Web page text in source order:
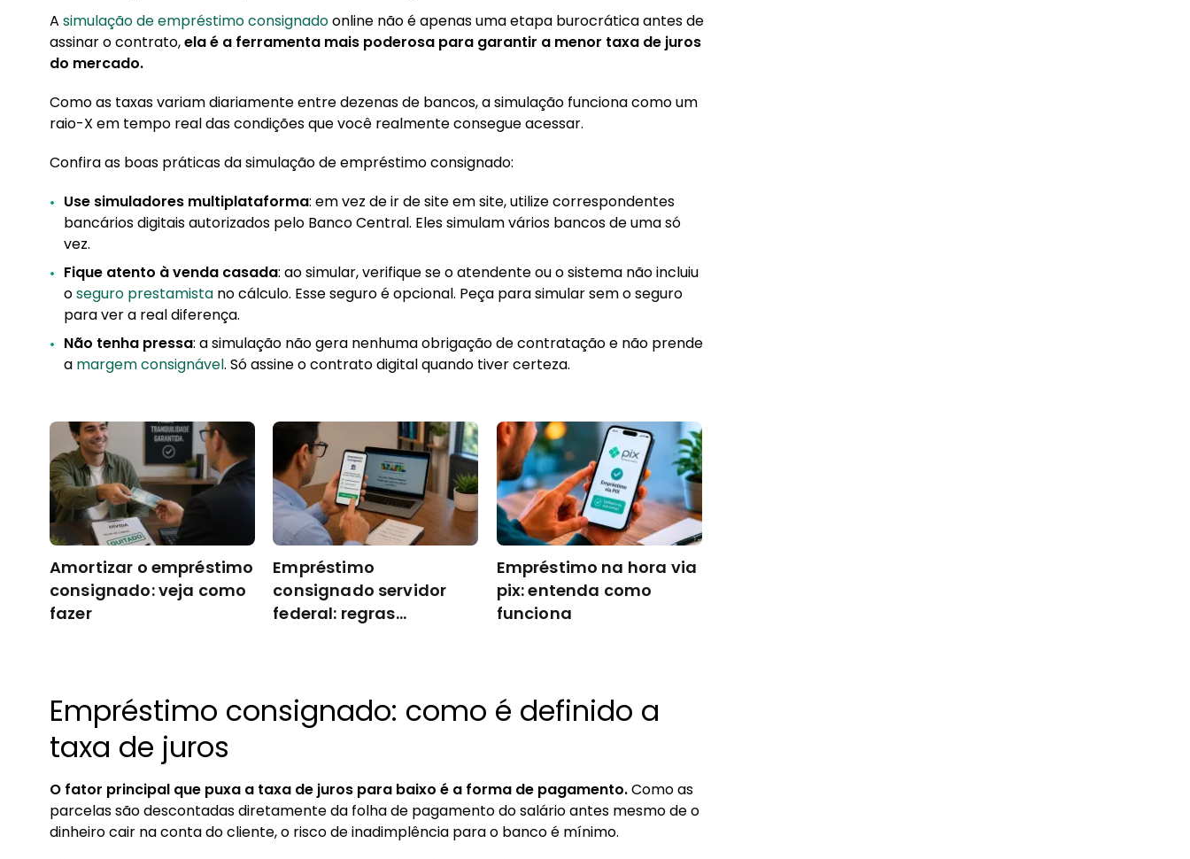
A simulação de empréstimo consignadoonline não é apenas uma etapa burocrática antes de
assinar o contrato,ela é a ferramenta mais poderosa para garantir a menor taxa de juros
do mercado.
Como as taxas variam diariamente entre dezenas de bancos, a simulação funciona como um
raio-X em tempo real das condições que você realmente consegue acessar.
Confira as boas práticas da simulação de empréstimo consignado:
Use simuladores multiplataforma: em vez de ir de site em site, utilize correspondentes
bancários digitais autorizados pelo Banco Central. Eles simulam vários bancos de uma só
vez.
Fique atento à venda casada: ao simular, verifique se o atendente ou o sistema não incluiu
oseguro prestamista no cálculo. Esse seguro é opcional. Peça para simular sem o seguro
para ver a real diferença.
Não tenha pressa: a simulação não gera nenhuma obrigação de contratação e não prende
a margem consignável. Só assine o contrato digital quando tiver certeza.
Amortizar o empréstimo
consignado: veja como
fazer
Empréstimo
consignado servidor
federal: regras
Empréstimo na hora via
pix: entenda como
funciona
Empréstimo consignado: como é definido a
taxa de juros
O fator principal que puxa a taxa de juros para baixo é a forma de pagamento.Como as
parcelas são descontadas diretamente da folha de pagamento do salário antes mesmo de o
dinheiro cair na conta do cliente, o risco de inadimplência para o banco é mínimo.